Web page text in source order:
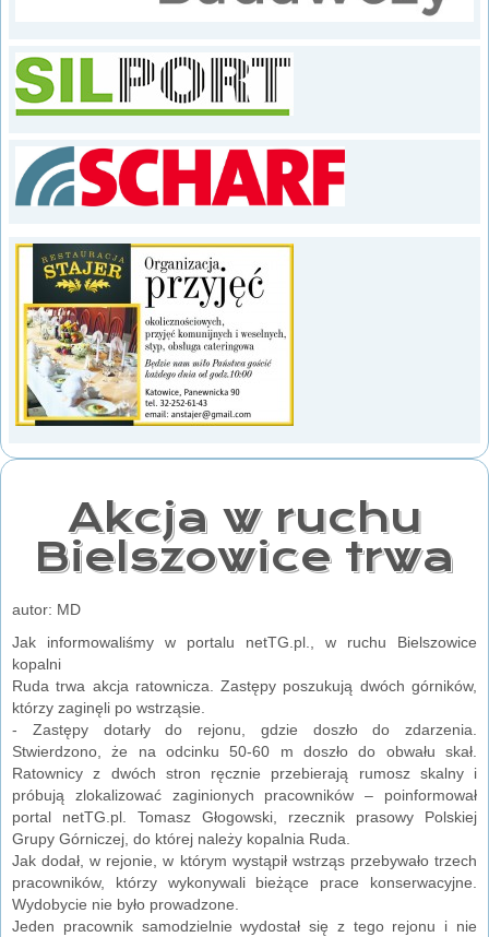
Akcja w ruchu
Bielszowice trwa
autor: MD
Jak informowaliśmy w portalu netTG.pl., w ruchu Bielszowice
kopalni
Ruda trwa akcja ratownicza. Zastępy poszukują dwóch górników,
którzy zaginęli po wstrząsie.
- Zastępy dotarły do rejonu, gdzie doszło do zdarzenia.
Stwierdzono, że na odcinku 50-60 m doszło do obwału skał.
Ratownicy z dwóch stron ręcznie przebierają rumosz skalny i
próbują zlokalizować zaginionych pracowników – poinformował
portal netTG.pl. Tomasz Głogowski, rzecznik prasowy Polskiej
Grupy Górniczej, do której należy kopalnia Ruda.
Jak dodał, w rejonie, w którym wystąpił wstrząs przebywało trzech
pracowników, którzy wykonywali bieżące prace konserwacyjne.
Wydobycie nie było prowadzone.
Jeden pracownik samodzielnie wydostał się z tego rejonu i nie